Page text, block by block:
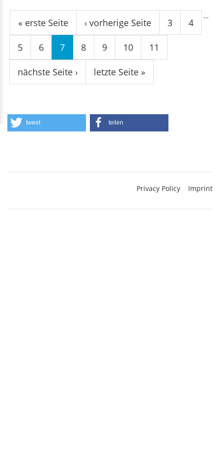
Seiten
« erste Seite ‹ vorherige Seite
…
3 4
5 6 7 8 9 10 11
nächste Seite › letzte Seite »
tweet teilen
Privacy Policy Imprint